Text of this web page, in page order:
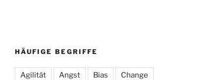
HÄUFIGE BEGRIFFE
Agilität Angst Bias Change